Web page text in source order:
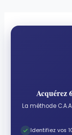
Acquérez
La méthode
Identifiez vos